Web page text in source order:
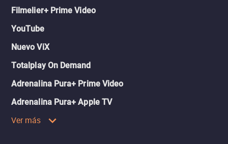
Filmelier+ Prime Video
YouTube
Nuevo ViX
Totalplay On Demand
Adrenalina Pura+ Prime Video
Adrenalina Pura+ Apple TV
Ver más